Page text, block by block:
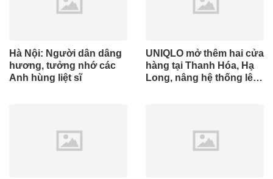
Hà Nội: Người dân dâng
hương, tưởng nhớ các
Anh hùng liệt sĩ
UNIQLO mở thêm hai cửa
hàng tại Thanh Hóa, Hạ
Long, nâng hệ thống lên